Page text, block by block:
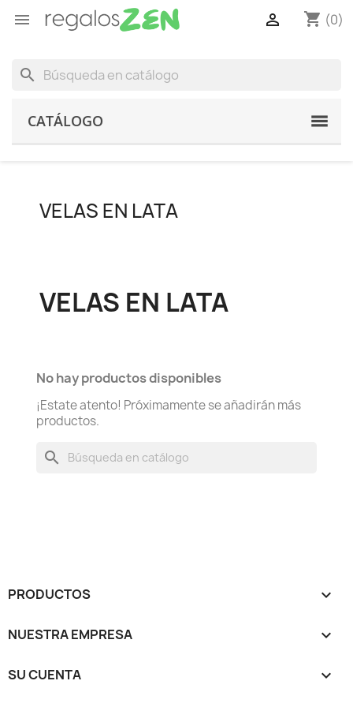
 shopping_cart (0)

search
CATÁLOGO
VELAS EN LATA
VELAS EN LATA
No hay productos disponibles
¡Estate atento! Próximamente se añadirán más
productos.
search
PRODUCTOS 
NUESTRA EMPRESA 
SU CUENTA 